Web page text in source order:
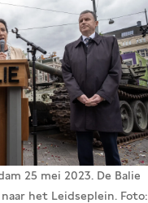
25 mei 2023. De Balie
het Leidseplein. Foto: